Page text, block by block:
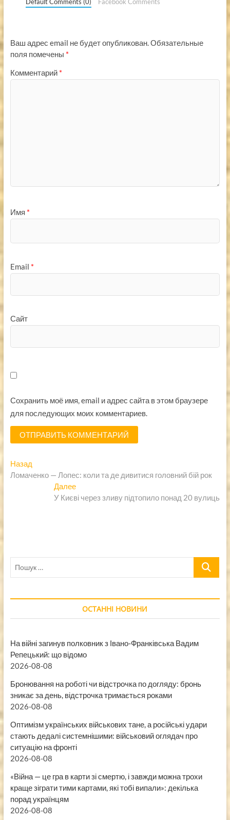
Ваш адрес email не будет опубликован.Обязательные
поля помечены *
Комментарий *
Имя *
Email *
Сайт
Сохранить моё имя, email и адрес сайта в этом браузере
для последующих моих комментариев.
Навигация
по
записям
НазадПредыдущая
запись:
Ломаченко — Лопес: коли та де дивитися головний бій рок
ДалееСледующая
запись:
У Києві через зливу підтопило понад 20 вулиць
Пошук
ОСТАННІ НОВИНИ
На війні загинув полковник з Івано-Франківська Вадим
Репецький: що відомо
2026-08-08
Бронювання на роботі чи відстрочка по догляду: бронь
зникає за день, відстрочка тримається роками
2026-08-08
Оптимізм українських військових тане, а російські удари
стають дедалі системнішими: військовий оглядач про
ситуацію на фронті
2026-08-08
«Війна — це гра в карти зі смертю, і завжди можна трохи
краще зіграти тими картами, які тобі випали»: декілька
порад українцям
2026-08-08